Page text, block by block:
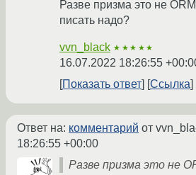
Разве призма это не
писать надо?
vvn_black ★★★★★
16.07.2022 18:26:55
Показать ответ
Ссылка
Ответ на: комментарий от
18:26:55 +00:00
Разве призма это не